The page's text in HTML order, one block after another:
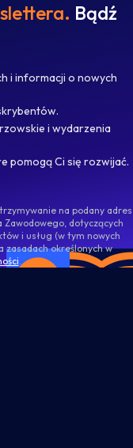
Bądź
i informacji o nowych
i wydarzenia
pomogą Ci się rozwijać.
na podany adres
Zawodowego, dotyczących
i usług (w tym nowych
określonych w
.